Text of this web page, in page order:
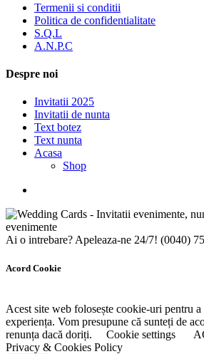
Termenii si conditii
Politica de confidentialitate
S.Q.L
A.N.P.C
Despre noi
Invitatii 2025
Invitatii de nunta
Text botez
Text nunta
Acasa
Shop
Ai o intrebare? Apeleaza-ne 24/7! (0040)
Acord Cookie
Acest site web folosește cookie-uri pentru
experiența. Vom presupune că sunteți de
renunța dacă doriți.
Cookie settings
Privacy & Cookies Policy